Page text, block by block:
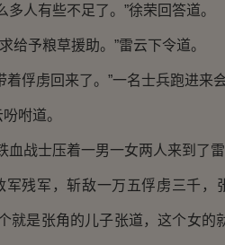
人有些不足了。”徐荣回答道。
予粮草援助。”雷云下令道。
虏回来了。”一名士兵跑进来会
咐道。
战士压着一男一女两人来到了雷
残军，斩敌一万五俘虏三千，
就是张角的儿子张道，这个女的